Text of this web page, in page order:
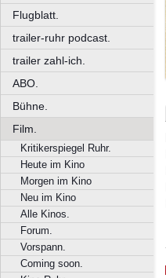
Flugblatt.
trailer-ruhr podcast.
trailer zahl-ich.
ABO.
Bühne.
Film.
Kritikerspiegel Ruhr.
Heute im Kino
Morgen im Kino
Neu im Kino
Alle Kinos.
Forum.
Vorspann.
Coming soon.